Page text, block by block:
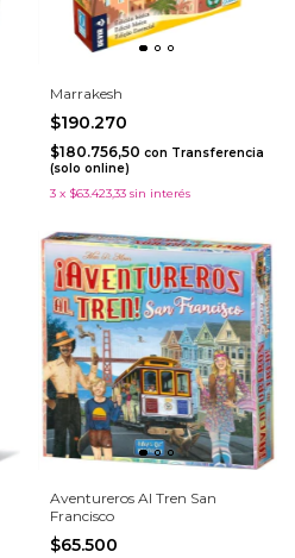
Marrakesh
$190.270
$180.756,50 con Transferencia
(solo online)
3 x $63.423,33 sin interés
Aventureros Al Tren San
Francisco
$65.500